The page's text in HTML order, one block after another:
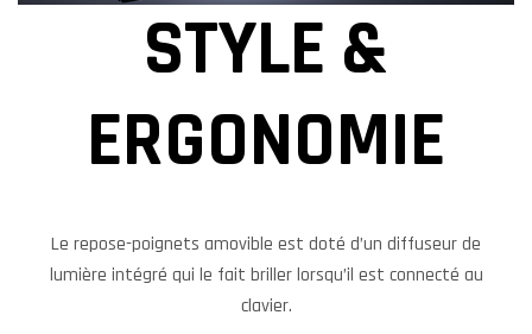
STYLE &
ERGONOMIE
Le repose-poignets amovible est doté d’un diffuseur de
lumière intégré qui le fait briller lorsqu’il est connecté au
clavier.